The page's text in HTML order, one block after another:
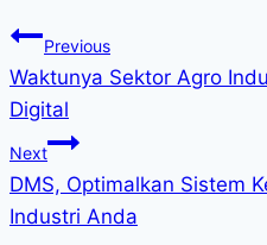
Previous
Waktunya Sektor Agro
Digital
Next
DMS, Optimalkan Sistem
Industri Anda